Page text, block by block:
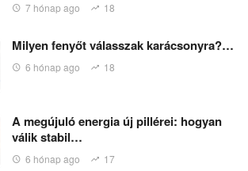
7 hónap ago 18
Milyen fenyőt válasszak karácsonyra?…
6 hónap ago 18
A megújuló energia új pillérei: hogyan
válik stabil…
6 hónap ago 17